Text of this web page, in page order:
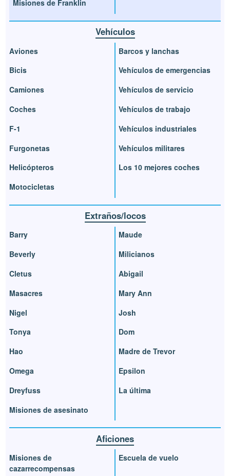
Misiones de Franklin
Vehículos
Aviones
Bicis
Camiones
Coches
F-1
Furgonetas
Helicópteros
Motocicletas
Barcos y lanchas
Vehículos de emergencias
Vehículos de servicio
Vehículos de trabajo
Vehículos industriales
Vehículos militares
Los 10 mejores coches
Extraños/locos
Barry
Beverly
Cletus
Masacres
Nigel
Tonya
Hao
Omega
Dreyfuss
Misiones de asesinato
Maude
Milicianos
Abigail
Mary Ann
Josh
Dom
Madre de Trevor
Epsilon
La última
Aficiones
Misiones de
cazarrecompensas
Escuela de vuelo